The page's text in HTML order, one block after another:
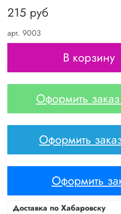
арт. 9003
215 руб
В корзину
Оформить
Оформить
Оформить
Доставка по Хабаровску